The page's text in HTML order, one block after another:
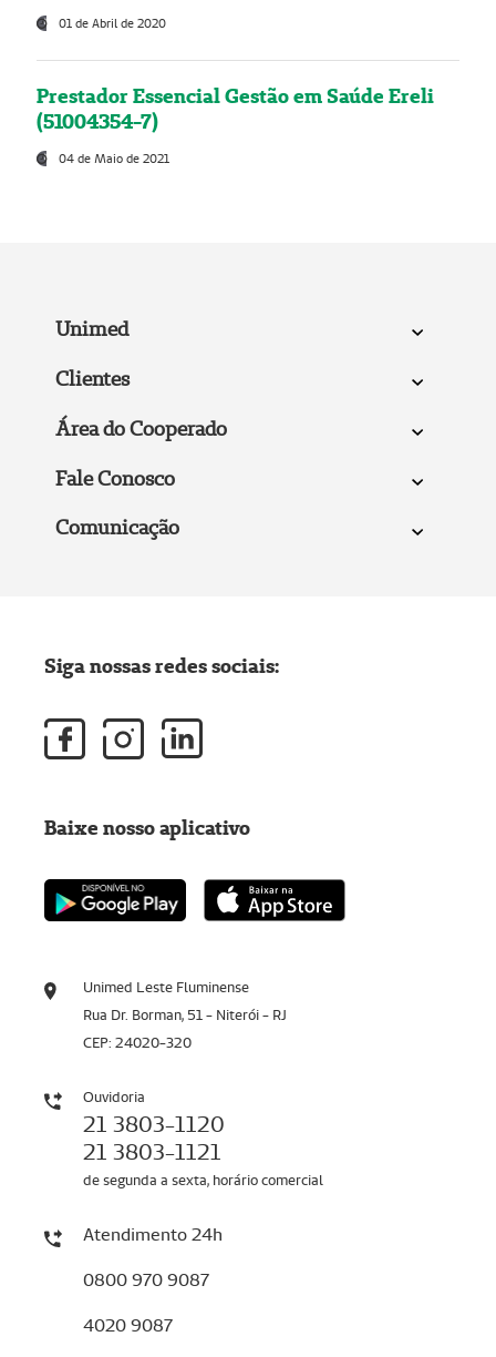
01 de Abril de 2020
Prestador Essencial Gestão em Saúde Ereli
(51004354-7)
04 de Maio de 2021
Unimed
Clientes
Área do Cooperado
Fale Conosco
Comunicação
Unimed Leste Fluminense
Rua Dr. Borman, 51 - Niterói - RJ
CEP: 24020-320
Ouvidoria
21 3803-1120
21 3803-1121
de segunda a sexta, horário comercial
Atendimento 24h
0800 970 9087
4020 9087
Siga nossas redes sociais:
Baixe nosso aplicativo